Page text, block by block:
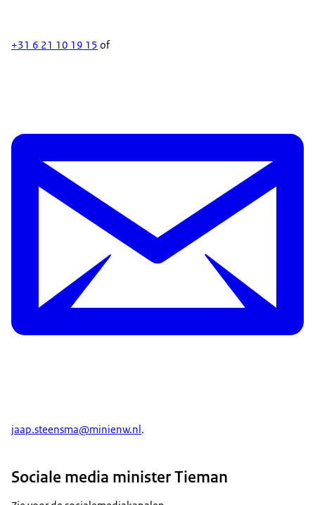
+31 6 21 10 19 15 of
jaap.steensma@minienw.nl .
Sociale media minister Tieman